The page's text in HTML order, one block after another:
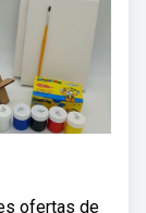
ofertas de